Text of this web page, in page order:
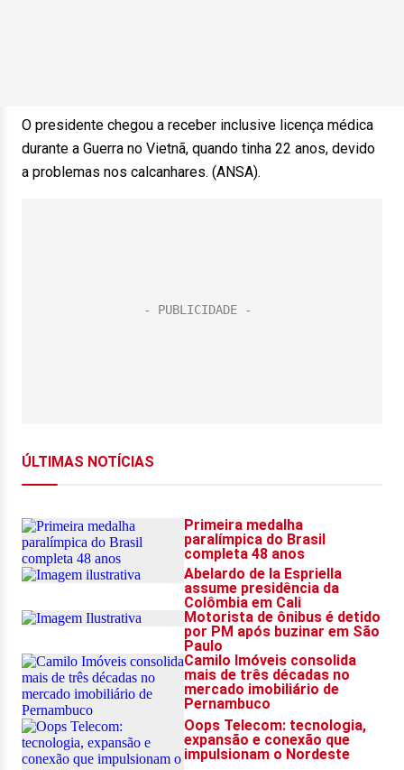
O presidente chegou a receber inclusive licença médica
durante a Guerra no Vietnã, quando tinha 22 anos, devido
a problemas nos calcanhares. (ANSA).